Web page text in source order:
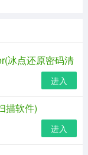
分: 10.0 类别：
查看详细信息
5.0 类别： 汉字
冰点还原密码清
进入
描软件)
进入